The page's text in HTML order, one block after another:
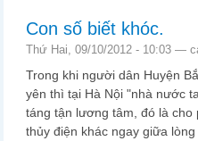
Con số biết khóc.
Thứ Hai, 09/10/2012 - 10:03 —
Trong khi người dân Huyện
yên thì tại Hà Nội "nhà nước
táng tận lương tâm, đó là cho
thủy điện khác ngay giữa